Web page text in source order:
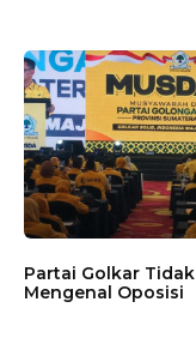
Partai Golkar Tidak
Mengenal Oposisi